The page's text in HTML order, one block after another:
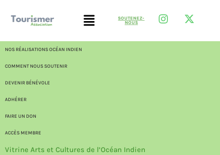
SOUTENEZ-
NOUS
NOS RÉALISATIONS OCÉAN INDIEN
COMMENT NOUS SOUTENIR
DEVENIR BÉNÉVOLE
ADHÉRER
FAIRE UN DON
ACCÈS MEMBRE
Vitrine Arts et Cultures de l’Océan Indien